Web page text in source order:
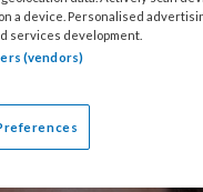
a device. Personalised
services development.
(vendors)